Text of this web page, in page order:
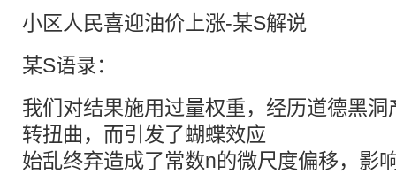
小区人民喜迎油价上涨-某S解说
某S语录：
我们对结果施用过量权重，经历道德黑
转扭曲，而引发了蝴蝶效应
始乱终弃造成了常数n的微尺度偏移，影